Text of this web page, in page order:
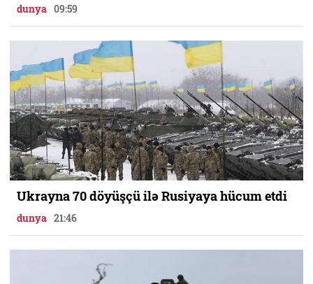
dunya 09:59
Ukrayna 70 döyüşçü ilə Rusiyaya hücum etdi
dunya 21:46